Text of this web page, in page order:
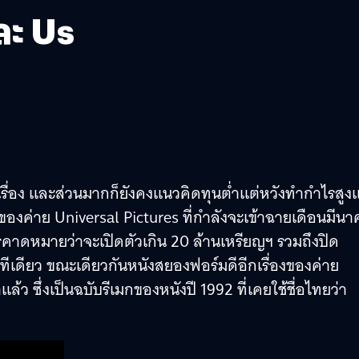
Us
ง และส่วนมากก็ยังคงแนวคิดทุนต่ำแต่หวังทำกำไรสูง
งค่าย Universal Pictures ที่กำลังจะเข้าฉายเดือนมีน
าดหมายว่าจะเปิดตัวเกิน 20 ล้านเหรียญฯ รวมถึงปิด
เดียว ขณะเดียวกันหนังสยองฟอร์มดีอีกเรื่องของค่าย
ซึ่งเป็นฉบับรีเมกของหนังปี 1992 ที่เคยใช้ชื่อไทยว่า